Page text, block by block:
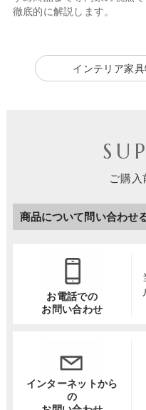
徹底的に解説します。
インテリア家
ご購入
商品について問い合わせ
お電話での
お問い合わせ
インターネットから
の